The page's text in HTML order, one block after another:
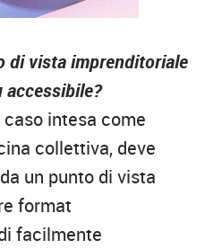
di vista imprenditoriale
accessibile?
caso intesa come
collettiva, deve
un punto di vista
format
facilmente